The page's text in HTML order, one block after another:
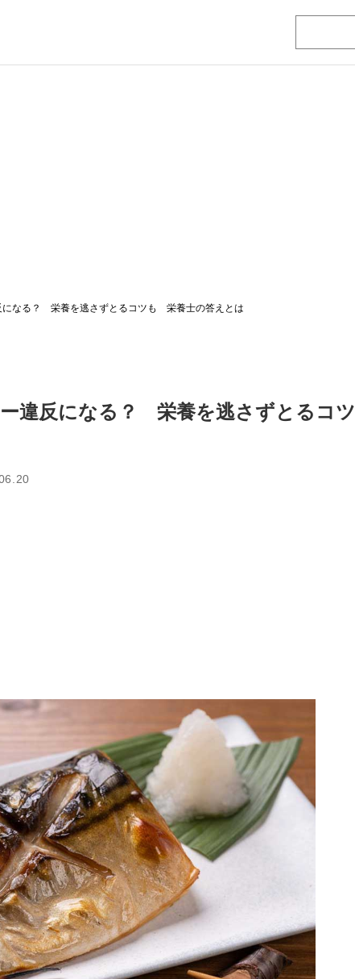
になる？ 栄養を逃さずとるコツも 栄養士の答えとは
違反になる？ 栄養を逃さずとるコツ